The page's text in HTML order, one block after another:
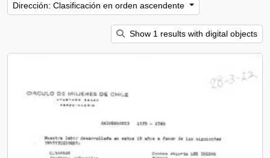
Dirección: Clasificación en orden ascendente
Show 1 results with digital objects